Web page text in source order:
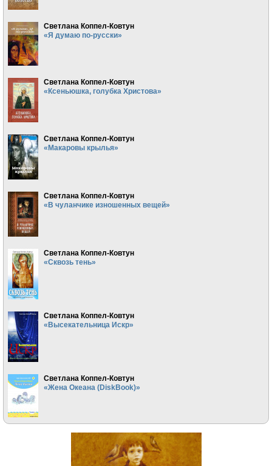
Светлана Коппел-Ковтун
«Я думаю по-русски»
Светлана Коппел-Ковтун
«Ксеньюшка, голубка Христова»
Светлана Коппел-Ковтун
«Макаровы крылья»
Светлана Коппел-Ковтун
«В чуланчике изношенных вещей»
Светлана Коппел-Ковтун
«Сквозь тень»
Светлана Коппел-Ковтун
«Высекательница Искр»
Светлана Коппел-Ковтун
«Жена Океана (DiskBook)»